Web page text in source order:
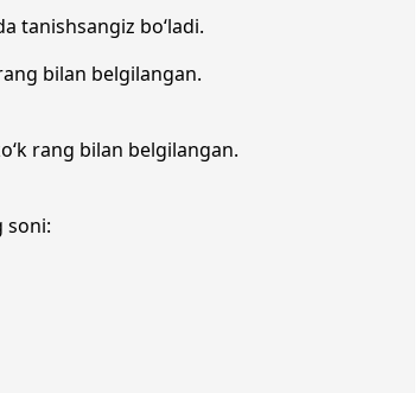
tanishsangiz bo‘ladi.
bilan belgilangan.
rang bilan belgilangan.
soni: